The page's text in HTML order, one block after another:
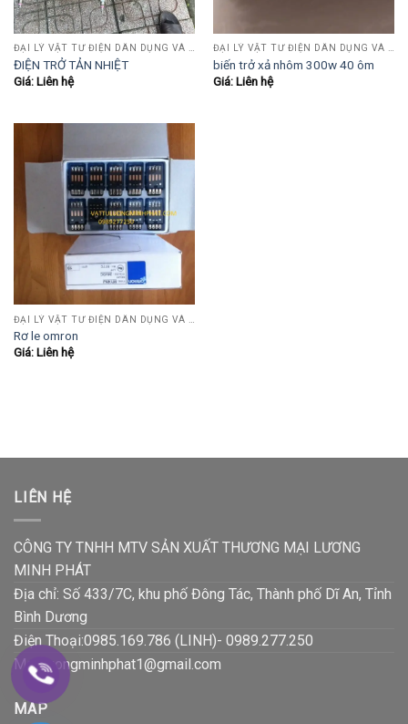
ĐẠI LÝ VẬT TƯ ĐIỆN DÂN DỤNG VÀ CÔNG NGHIỆP , TỰ ĐỘNG HÓA.....
ĐIỆN TRỞ TẢN NHIỆT
Giá: Liên hệ
ĐẠI LÝ VẬT TƯ ĐIỆN DÂN DỤNG VÀ CÔNG NGHIỆP , TỰ ĐỘNG HÓA.....
biến trở xả nhôm 300w 40 ôm
Giá: Liên hệ
Rơ le omron
Giá: Liên hệ
LIÊN HỆ
CÔNG TY TNHH MTV SẢN XUẤT THƯƠNG MẠI LƯƠNG
MINH PHÁT
Địa chỉ: Số 433/7C, khu phố Đông Tác, Thành phố Dĩ An, Tỉnh
Bình Dương
Điện Thoại:0985.169.786 (LINH)- 0989.277.250
Mail:luongminhphat1@gmail.com
MAP